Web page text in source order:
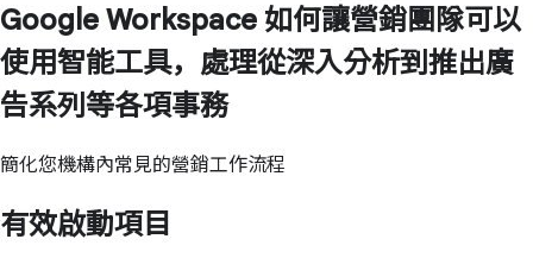
Google Workspace 如何讓營銷團隊可以
使用智能工具，處理從深入分析到推出廣
告系列等各項事務
簡化您機構內常見的營銷工作流程
有效啟動項目